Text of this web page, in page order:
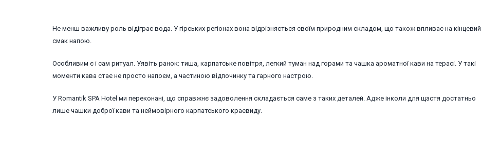
Не менш важливу роль відіграє вода. У гірських регіонах вона відрізняється своїм природним складом, що також впливає на кінцевий
смак напою.
Особливим є і сам ритуал. Уявіть ранок: тиша, карпатське повітря, легкий туман над горами та чашка ароматної кави на терасі. У такі
моменти кава стає не просто напоєм, а частиною відпочинку та гарного настрою.
У Romantik SPA Hotel ми переконані, що справжнє задоволення складається саме з таких деталей. Адже інколи для щастя достатньо
лише чашки доброї кави та неймовірного карпатського краєвиду.